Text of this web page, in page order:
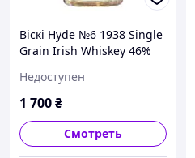
Віскі Hyde №6 1938 Single
Grain Irish Whiskey 46%
Недоступен
1 700₴
Смотреть